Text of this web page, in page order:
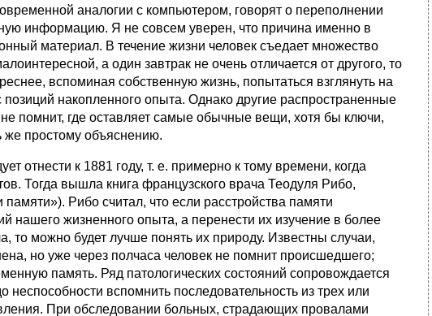
аналогии с компьютером, говорят о переполнении
информацию. Я не совсем уверен, что причина именно в
материал. В течение жизни человек съедает множество
а один завтрак не очень отличается от другого, то
вспоминая собственную жизнь, попытаться взглянуть на
накопленного опыта. Однако другие распространенные
помнит, где оставляет самые обычные вещи, хотя бы ключи,
же простому объяснению.
отнести к 1881 году, т. е. примерно к тому времени, когда
Тогда вышла книга французского врача Теодуля Рибо,
Рибо считал, что если расстройства памяти
нашего жизненного опыта, а перенести их изучение в более
то можно будет лучше понять их природу. Известны случаи,
но уже через полчаса человек не помнит происшедшего;
память. Ряд патологических состояний сопровождается
вспомнить последовательность из трех или
При обследовании больных, страдающих провалами